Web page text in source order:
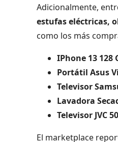
Adicionalmente,
estufas eléctricas,
como los más
IPhone 13 128
Portátil Asus
Televisor
Lavadora
Televisor JVC
El marketplace